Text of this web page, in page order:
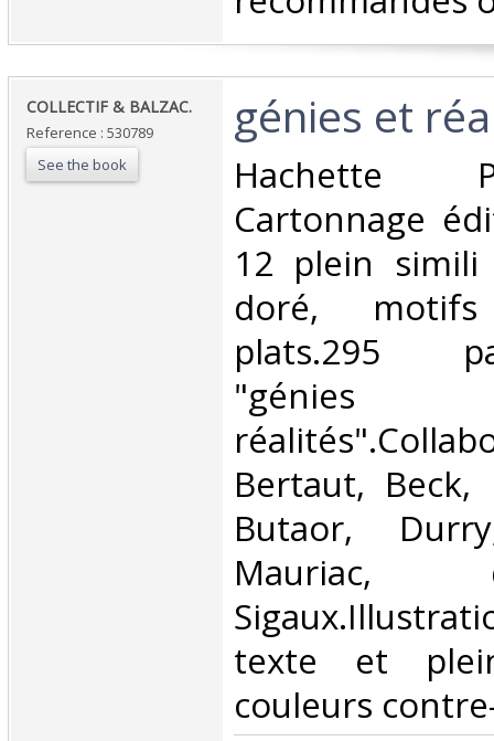
‎COLLECTIF & BALZAC.‎
Reference : 530789
See the book
‎génies et
‎Hachette
Cartonnage
12 plein
doré,
plats.295
Bertaut, Beck,
Butaor,
Mauriac,
texte et
couleurs